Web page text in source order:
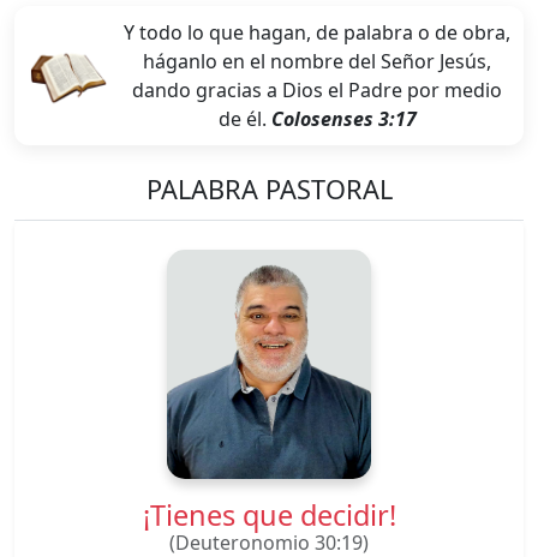
Y todo lo que hagan, de palabra o de obra,
háganlo en el nombre del Señor Jesús,
dando gracias a Dios el Padre por medio
de él. Colosenses 3:17
PALABRA PASTORAL
¡Tienes que decidir!
(Deuteronomio 30:19)